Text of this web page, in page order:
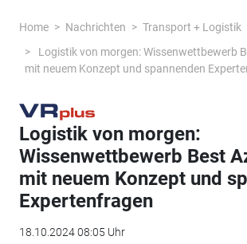
Home Nachrichten
Transport + Logistik
Logistik von morgen: Wissenwettbewerb
mit neuem Konzept und spannenden
Logistik von morgen:
Wissenwettbewerb Best
mit neuem Konzept und
Expertenfragen
18.10.2024 08:05 Uhr